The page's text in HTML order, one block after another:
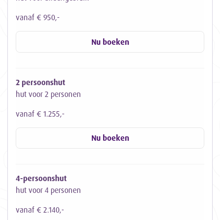
vanaf € 950,-
Nu boeken
2 persoonshut
hut voor 2 personen
vanaf € 1.255,-
Nu boeken
4-persoonshut
hut voor 4 personen
vanaf € 2.140,-